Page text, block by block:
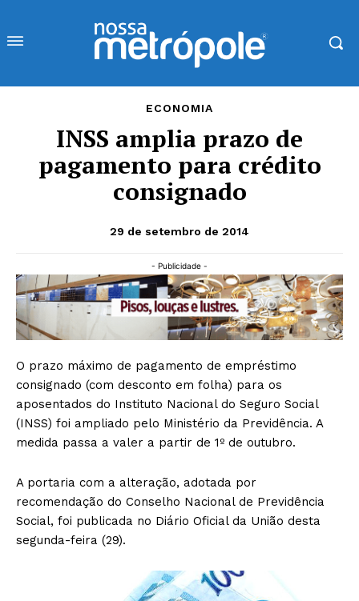
ECONOMIA
INSS amplia prazo de
pagamento para crédito
consignado
29 de setembro de 2014
- Publicidade -
O prazo máximo de pagamento de empréstimo
consignado (com desconto em folha) para os
aposentados do Instituto Nacional do Seguro Social
(INSS) foi ampliado pelo Ministério da Previdência. A
medida passa a valer a partir de 1º de outubro.
A portaria com a alteração, adotada por
recomendação do Conselho Nacional de Previdência
Social, foi publicada no Diário Oficial da União desta
segunda-feira (29).